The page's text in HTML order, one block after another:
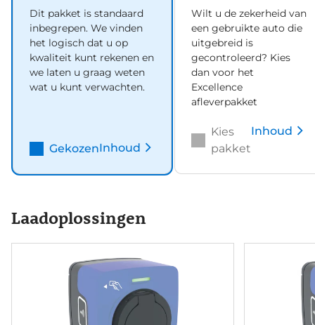
Dit pakket is standaard
inbegrepen. We vinden
het logisch dat u op
kwaliteit kunt rekenen en
we laten u graag weten
wat u kunt verwachten.
GekozenInhoud
Wilt u de zekerheid van
een gebruikte auto die
uitgebreid is
gecontroleerd? Kies
dan voor het
Excellence
afleverpakket
Kies
pakket
Inhoud
Laadoplossingen